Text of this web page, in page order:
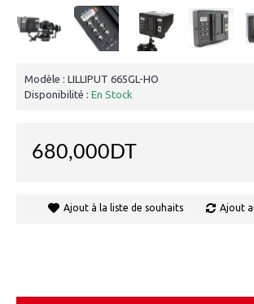
Modèle : LILLIPUT 665GL-HO
Disponibilité : En Stock
680,000DT
Ajout à la liste de souhaits Ajout